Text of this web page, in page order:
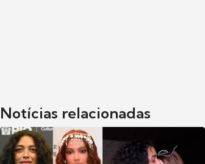
Notícias relacionadas